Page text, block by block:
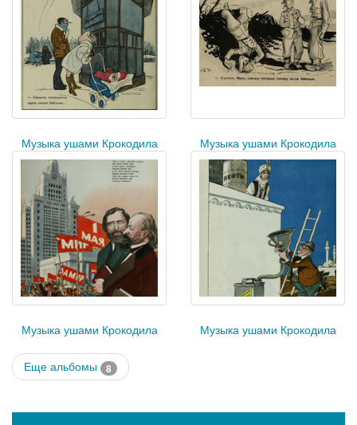
Музыка ушами Крокодила Музыка ушами Крокодила
Музыка ушами Крокодила Музыка ушами Крокодила
Еще альбомы 8